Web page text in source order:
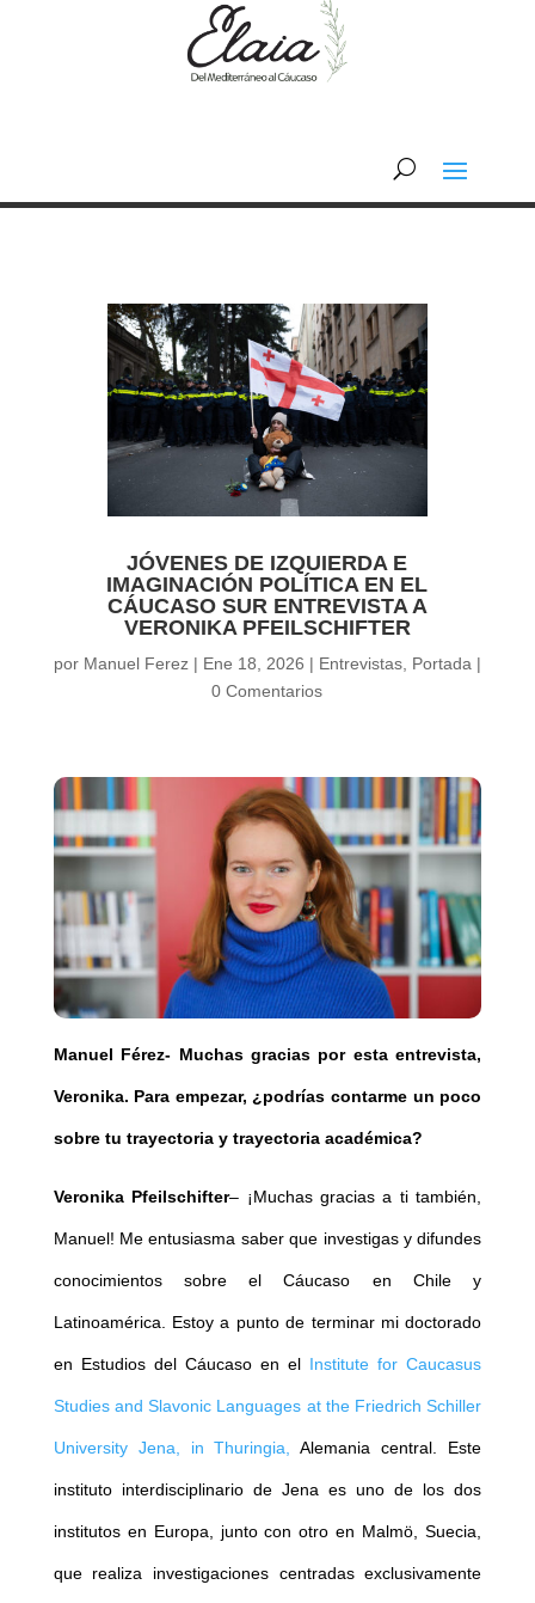
JÓVENES DE IZQUIERDA E
IMAGINACIÓN POLÍTICA EN EL
CÁUCASO SUR ENTREVISTA A
VERONIKA PFEILSCHIFTER
por Manuel Ferez| Ene 18, 2026 | Entrevistas, Portada|
0 Comentarios
Manuel Férez- Muchas gracias por esta entrevista,
Veronika. Para empezar, ¿podrías contarme un poco
sobre tu trayectoria y trayectoria académica?
Veronika Pfeilschifter– ¡Muchas gracias a ti también,
Manuel! Me entusiasma saber que investigas y difundes
conocimientos sobre el Cáucaso en Chile y
Latinoamérica. Estoy a punto de terminar mi doctorado
en Estudios del Cáucaso en el Institute for Caucasus
Studies and Slavonic Languages at the Friedrich Schiller
University Jena, in Thuringia, Alemania central. Este
instituto interdisciplinario de Jena es uno de los dos
institutos en Europa, junto con otro en Malmö, Suecia,
que realiza investigaciones centradas exclusivamente